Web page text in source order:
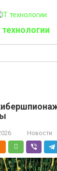
технологии
Новости